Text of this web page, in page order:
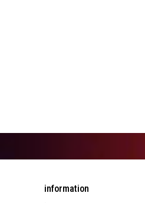
information